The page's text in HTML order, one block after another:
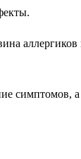
симптомов,